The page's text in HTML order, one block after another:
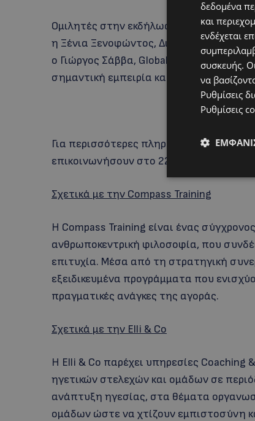
Ομιλητές στην εκδήλωση θα είναι ο
η Ξένια Ξενοφώντος, Διευθύντρια
ο Γιώργος Σάββα, Global Επικεφαλής του
σημαντική εμπειρία και εξειδίκευση.
Για περισσότερες πληροφορίες και
επικοινωνήσουν στο 22795000 ή στο
Σχετικά με την Compass Training
Η Compass Training είναι ένας
ανθρωποκεντρική φιλοσοφία, που
επιτυχία. Μέσα από τη στρατηγική
εξειδικευμένα προγράμματα που
πραγματικές ανάγκες της αγοράς.
Σχετικά με την Elli & Co
Η Elli & Co παρέχει υπηρεσίες Coaching
ηγετικών στελεχών και ομάδων σε
ανάπτυξη ηγεσίας, στα θέματα
ομάδων ώστε να χτίζουν εμπιστοσύνη
δεδομένα
και
ενδέχεται
συσκευής.
να
Ρυθμίσεις
Ρυθμίσεις